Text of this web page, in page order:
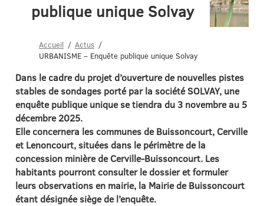
publique unique Solvay
Accueil
Actus
URBANISME – Enquête publique unique Solvay
Dans le cadre du projet d’ouverture de nouvelles pistes
stables de sondages porté par la société SOLVAY, une
enquête publique unique se tiendra du 3 novembre au 5
décembre 2025.
Elle concernera les communes de Buissoncourt, Cerville
et Lenoncourt, situées dans le périmètre de la
concession minière de Cerville-Buissoncourt. Les
habitants pourront consulter le dossier et formuler
leurs observations en mairie, la Mairie de Buissoncourt
étant désignée siège de l’enquête.